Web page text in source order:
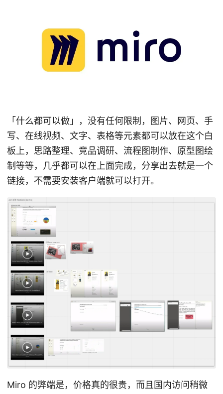
「什么都可以做」，没有任何限制，图片、网页、手
写、在线视频、文字、表格等元素都可以放在这个白
板上，思路整理、竞品调研、流程图制作、原型图绘
制等等，几乎都可以在上面完成，分享出去就是一个
链接，不需要安装客户端就可以打开。
Miro 的弊端是，价格真的很贵，而且国内访问稍微